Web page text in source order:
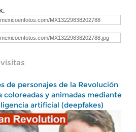
visitas
de personajes de la Revolución
coloreadas y animadas mediante
artificial (deepfakes)